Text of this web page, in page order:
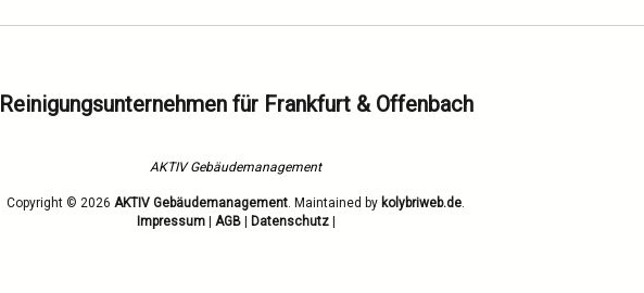
Reinigungsunternehmen für Frankfurt & Offenbach
AKTIV Gebäudemanagement
Copyright © 2026 AKTIV Gebäudemanagement Maintained by kolybriweb.de
Impressum| AGB| Datenschutz|